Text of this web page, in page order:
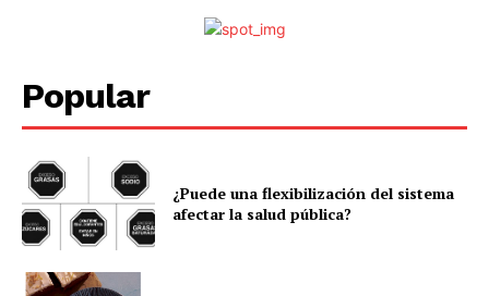
Popular
¿Puede una flexibilización del sistema
afectar la salud pública?